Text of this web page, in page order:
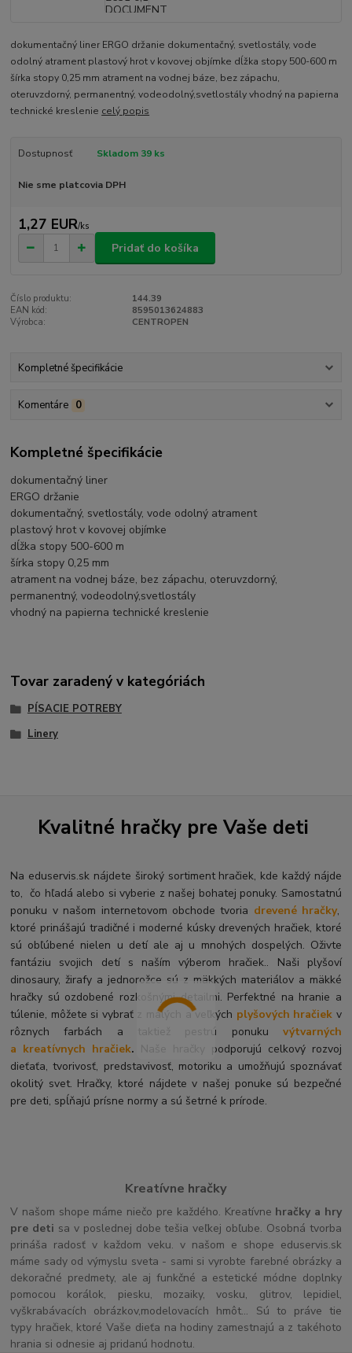
dokumentačný liner ERGO držanie dokumentačný, svetlostály, vode
odolný atrament plastový hrot v kovovej objímke dĺžka stopy 500-600 m
šírka stopy 0,25 mm atrament na vodnej báze, bez zápachu,
oteruvzdorný, permanentný, vodeodolný,svetlostály vhodný na papierna
technické kreslenie celý popis
Dostupnosť Skladom 39 ks
Nie sme platcovia DPH
1,27 EUR/ks
Pridať do košíka
Číslo produktu:
144.39
EAN kód:
8595013624883
Výrobca:
CENTROPEN
Kompletné špecifikácie
Komentáre 0
Kompletné špecifikácie
dokumentačný liner
ERGO držanie
dokumentačný, svetlostály, vode odolný atrament
plastový hrot v kovovej objímke
dĺžka stopy 500-600 m
šírka stopy 0,25 mm
atrament na vodnej báze, bez zápachu, oteruvzdorný,
permanentný, vodeodolný,svetlostály
vhodný na papierna technické kreslenie
Tovar zaradený v kategóriách
PÍSACIE POTREBY
Linery
Kvalitné hračky pre Vaše deti
Na eduservis.sk nájdete široký sortiment hračiek, kde každý nájde
to, čo hľadá alebo si vyberie z našej bohatej ponuky. Samostatnú
ponuku v našom internetovom obchode tvoria drevené hračky,
ktoré prinášajú tradičné i moderné kúsky drevených hračiek, ktoré
sú obľúbené nielen u detí ale aj u mnohých dospelých. Oživte
fantáziu svojich detí s naším výberom hračiek.. Naši plyšoví
dinosaury, žirafy a jednorožce sú z mäkkých materiálov a mäkké
hračky sú ozdobené rozkošnými detailmi. Perfektné na hranie a
túlenie, môžete si vybrať z malých a veľkých plyšových hračiek v
rôznych farbách a taktiež pestrú ponuku výtvarných
a kreatívnych hračiek.
Naše hračky podporujú celkový rozvoj
dieťaťa, tvorivosť, predstavivosť, motoriku a umožňujú spoznávať
okolitý svet. Hračky, ktoré nájdete v našej ponuke sú bezpečné
pre deti, spĺňajú prísne normy a sú šetrné k prírode.
Kreatívne hračky
V našom shope máme niečo pre každého. Kreatívne hračky a hry
pre deti sa v poslednej dobe tešia veľkej obľube. Osobná tvorba
prináša radosť v každom veku. v našom e shope eduservis.sk
máme sady od výmyslu sveta - sami si vyrobte farebné obrázky a
dekoračné predmety, ale aj funkčné a estetické módne doplnky
pomocou korálok, piesku, mozaiky, vosku, glitrov, lepidiel,
vyškrabávacích obrázkov,modelovacích hmôt... Sú to práve tie
typy hračiek, ktoré Vaše dieťa na hodiny zamestnajú a z takéhoto
hrania si odnesie aj pridanú hodnotu.